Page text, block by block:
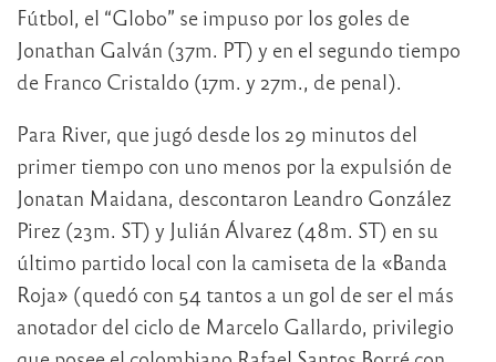
Fútbol, el “Globo” se impuso por los goles de
Jonathan Galván (37m. PT) y en el segundo tiempo
de Franco Cristaldo (17m. y 27m., de penal).
Para River, que jugó desde los 29 minutos del
primer tiempo con uno menos por la expulsión de
Jonatan Maidana, descontaron Leandro González
Pirez (23m. ST) y Julián Álvarez (48m. ST) en su
último partido local con la camiseta de la «Banda
Roja» (quedó con 54 tantos a un gol de ser el más
anotador del ciclo de Marcelo Gallardo, privilegio